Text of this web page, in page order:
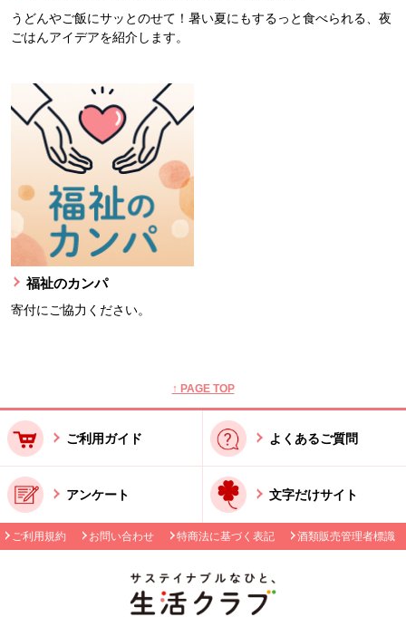
うどんやご飯にサッとのせて！暑い夏にもするっと食べられる、夜
ごはんアイデアを紹介します。
福祉のカンパ
寄付にご協力ください。
↑ PAGE TOP
ご利用ガイド よくあるご質問
アンケート 文字だけサイト
ご利用規約 お問い合わせ 特商法に基づく表記 酒類販売管理者標識